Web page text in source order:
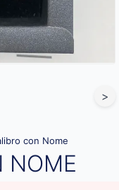
>
con Nome
NOME